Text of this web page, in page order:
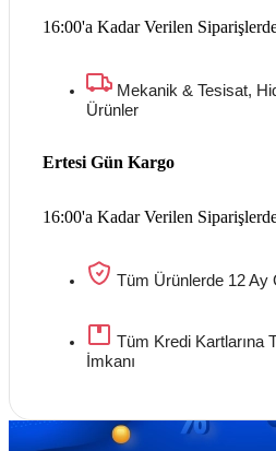
16:00'a Kadar Verilen
Mekanik & Tesisat,
Ürünler
16:00'a Kadar Verilen
Ertesi Gün Kargo
Tüm Ürünlerde 12 Ay
Tüm Kredi Kartlarına
İmkanı